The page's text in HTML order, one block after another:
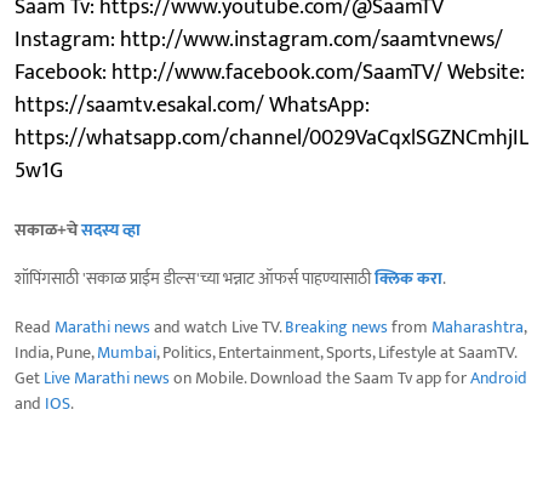
Instagram: http://www.instagram.com/saamtvnews/
Facebook: http://www.facebook.com/SaamTV/ Website:
https://saamtv.esakal.com/ WhatsApp:
https://whatsapp.com/channel/0029VaCqxlSGZNCmhjIL
5w1G
सकाळ+चेसदस्य व्हा
शॉपिंगसाठी 'सकाळ प्राईम डील्स'च्या भन्नाट ऑफर्स पाहण्यासाठीक्लिक करा.
Read Marathi newsand watch Live TV.Breaking newsfrom Maharashtra,
India, Pune,Mumbai, Politics, Entertainment, Sports, Lifestyle at SaamTV.
GetLive Marathi newson Mobile. Download the Saam Tv app forAndroid
and IOS.